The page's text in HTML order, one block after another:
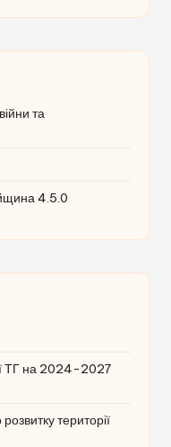
та
4.5.0
ТГ на 2024-2027
території